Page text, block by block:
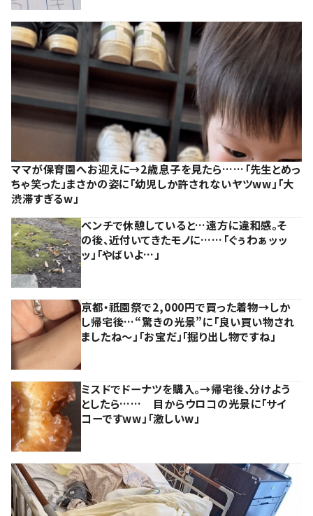
ママが保育園へお迎えに→2歳息子を見たら……「先生とめっ
ちゃ笑った」まさかの姿に「幼児しか許されないヤツww」「大
渋滞すぎるw」
ベンチで休憩していると…遠方に違和感。そ
の後、近付いてきたモノに……「ぐぅわぁッッ
ッ」「やばいよ…」
京都・祇園祭で2,000円で買った着物→しか
し帰宅後…“驚きの光景”に「良い買い物され
ましたね～」「お宝だ」「掘り出し物ですね」
ミスドでドーナツを購入。→帰宅後、分けよう
としたら…… 目からウロコの光景に「サイ
コーですww」「激しいw」